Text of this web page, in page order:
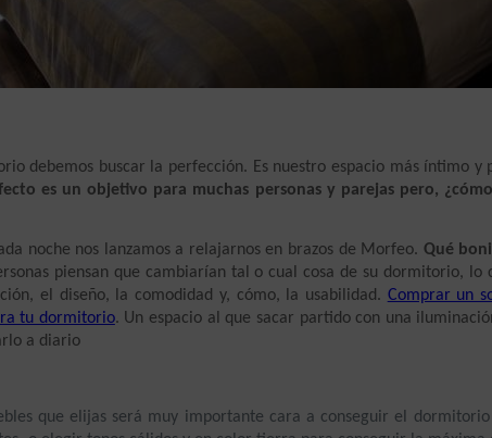
debemos buscar la perfección. Es nuestro espacio más íntimo
es un objetivo para muchas personas y parejas pero,
noche nos lanzamos a relajarnos en brazos de Morfeo. Qué
piensan que cambiarían tal o cual cosa de su dormitorio,
el diseño, la comodidad y, cómo, la usabilidad. Comprar un
tu dormitorio. Un espacio al que sacar partido con una
a diario
que elijas será muy importante cara a conseguir el